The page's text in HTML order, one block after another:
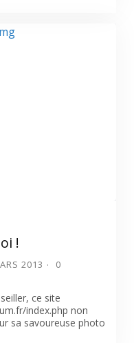
!
2013
0
ce site
index.php non
sa savoureuse photo